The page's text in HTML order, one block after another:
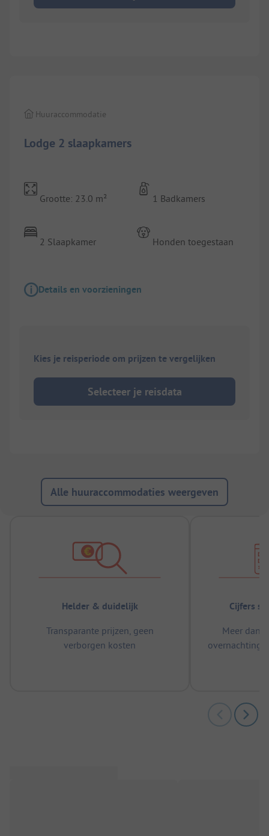
Lodge 2 slaapkamers
Huuraccommodatie
Grootte: 23.0 m²
2 Slaapkamer
1 Badkamers
Honden toegestaan
Details en voorzieningen
Kies je reisperiode om prijzen te vergelijken
Selecteer je reisdata
Alle huuraccommodaties weergeven
Helder & duidelijk
Transparante prijzen, geen
verborgen kosten
Cijfers
Meer dan